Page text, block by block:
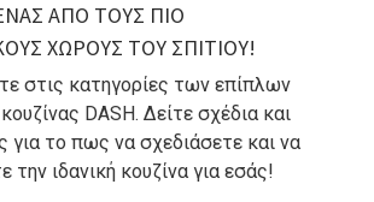
ΑΠΟ ΤΟΥΣ ΠΙΟ
ΧΩΡΟΥΣ ΤΟΥ ΣΠΙΤΙΟΥ!
στις κατηγορίες των επίπλων
DASH. Δείτε σχέδια και
για το πως να σχεδιάσετε και να
την ιδανική κουζίνα για εσάς!